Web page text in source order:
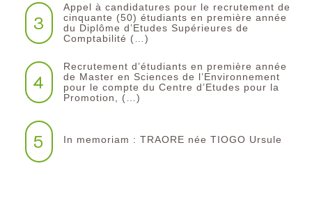
3
Appel à candidatures pour le recrutement de
cinquante (50) étudiants en première année
du Diplôme d’Etudes Supérieures de
Comptabilité (…)
4
Recrutement d’étudiants en première année
de Master en Sciences de l’Environnement
pour le compte du Centre d’Etudes pour la
Promotion, (…)
5 In memoriam : TRAORE née TIOGO Ursule